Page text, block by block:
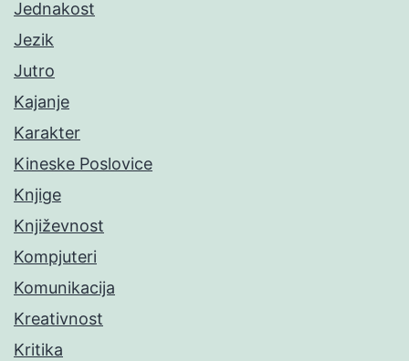
Jednakost
Jezik
Jutro
Kajanje
Karakter
Kineske Poslovice
Knjige
Književnost
Kompjuteri
Komunikacija
Kreativnost
Kritika